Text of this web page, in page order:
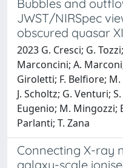
Bubbles and
JWST/NIRSpec
obscured quasar
2023 G. Cresci; G.
Marconcini; A.
Giroletti; F. Belfiore;
J. Scholtz; G. Venturi;
Eugenio; M. Mingozzi;
Parlanti; T. Zana
Connecting X-ray
galaxy-scale